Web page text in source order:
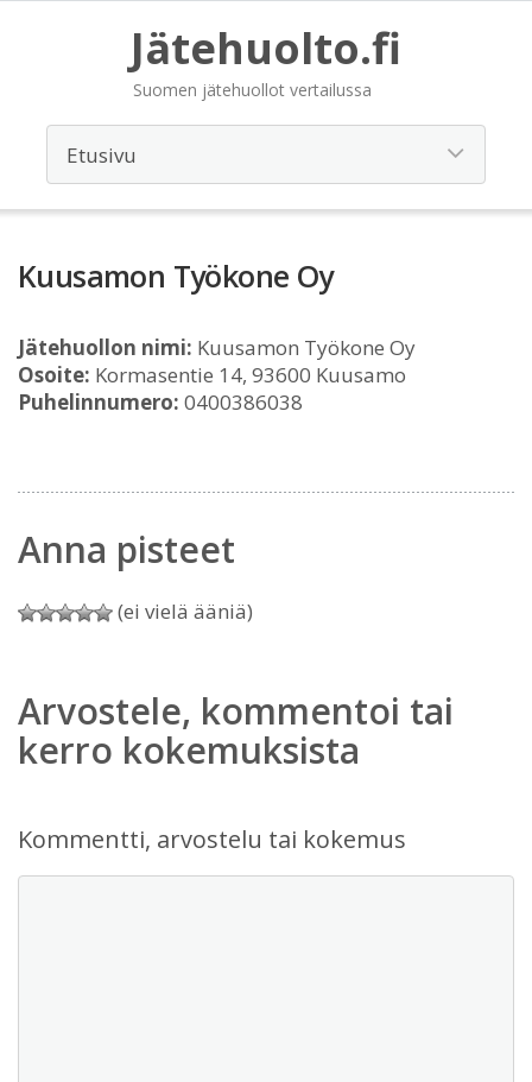
Jätehuolto.fi
Suomen jätehuollot vertailussa
Kuusamon Työkone Oy
Jätehuollon nimi: Kuusamon Työkone Oy
Osoite: Kormasentie 14, 93600 Kuusamo
Puhelinnumero: 0400386038
Anna pisteet
(ei vielä ääniä)
Arvostele, kommentoi tai
kerro kokemuksista
Kommentti, arvostelu tai kokemus